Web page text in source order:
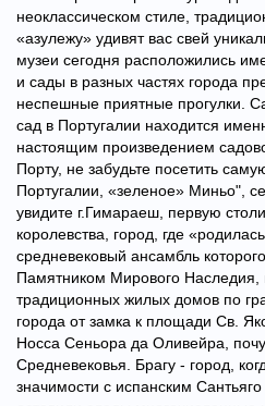
неоклассическом стиле,
«азулежу» удивят вас свей
музеи сегодня расположились
и сады в разных частях города
неспешные приятные прогулки.
сад в Португалии находится
настоящим произведением
Порту, не забудьте посетить
Португалии, «зеленое» Миньо",
увидите г.Гимараеш, первую
королевства, город, где
средневековый ансамбль
Памятником Мирового
традиционных жилых домов по
города от замка к площади Св.
Носса Сеньора да Оливейра,
Средневековья. Брагу - город,
значимости с испанским